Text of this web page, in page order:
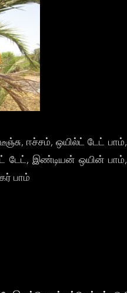
ஈச்சம், ஒயில்ட் டேட் பாம்,
டேட், இண்டியன் ஒயின் பாம்,
பாம்